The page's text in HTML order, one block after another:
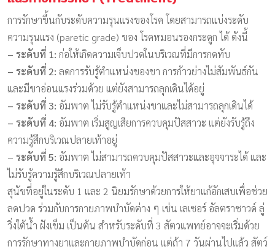
การรักษาขึ้นกับระดับความรุนแรงของโรค โดยสามารถแบ่งระดับ
ความรุนแรง (paretic grade) ของ โรคหมอนรองกระดูก ได้ ดังนี้
– ระดับที่ 1: ก่อให้เกิดความเจ็บปวดในบริเวณที่มีการกดทับ
– ระดับที่ 2: ลดการรับรู้ตำแหน่งของขา การก้าวย่างไม่สัมพันธ์กัน
และมีขาอ่อนแรงร่วมด้วย แต่ยังสามารถลุกเดินได้อยู่
– ระดับที่ 3: อัมพาต ไม่รับรู้ตำแหน่งขาและไม่สามารถลุกเดินได้
– ระดับที่ 4: อัมพาต เริ่มสูญเสียการควบคุมปัสสาวะ แต่ยังรับรู้ถึง
ความรู้สึกบริเวณปลายเท้าอยู่
– ระดับที่ 5: อัมพาต ไม่สามารถควบคุมปัสสาวะและอุจจาระได้ และ
ไม่รับรู้ความรู้สึกบริเวณปลายเท้า
สุนัขที่อยู่ในระดับ 1 และ 2 นิยมรักษาด้วยการให้ยาแก้อักเสบเพื่อช่วย
ลดปวด ร่วมกับการกายภาพบำบัดต่าง ๆ เช่น เลเซอร์ อัลตราซาวด์ ลู่
วิ่งใต้น้ำ ฝังเข็ม เป็นต้น สำหรับระดับที่ 3 สัตวแพทย์อาจจะเริ่มด้วย
การรักษาทางยาและกายภาพบำบัดก่อน แต่ถ้า 7 วันผ่านไปแล้ว สัตว์